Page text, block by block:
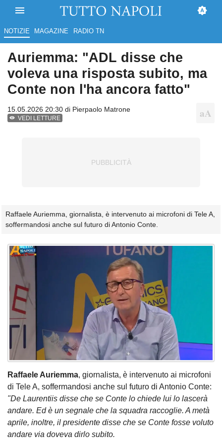
NOTIZIE MAGAZINE RADIO TN
Auriemma: "ADL disse che
voleva una risposta subito, ma
Conte non l'ha ancora fatto"
15.05.2026 20:30 di Pierpaolo Matrone
VEDI LETTURE
Raffaele Auriemma, giornalista, è intervenuto ai microfoni di Tele A,
soffermandosi anche sul futuro di Antonio Conte.
Raffaele Auriemma, giornalista, è intervenuto ai microfoni
di Tele A, soffermandosi anche sul futuro di Antonio Conte:
"De Laurentiis disse che se Conte lo chiede lui lo lascerà
andare. Ed è un segnale che la squadra raccoglie. A metà
aprile, inoltre, il presidente disse che se Conte fosse voluto
andare via doveva dirlo subito.